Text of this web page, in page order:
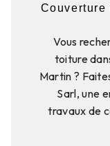
Couverture
Vous
toiture
Martin ?
Sarl, une
travaux de